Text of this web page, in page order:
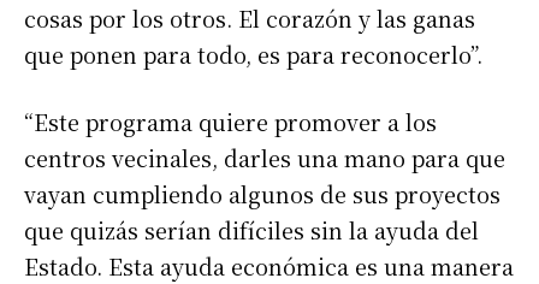
cosas por los otros. El corazón y las ganas
que ponen para todo, es para reconocerlo”.
“Este programa quiere promover a los
centros vecinales, darles una mano para que
vayan cumpliendo algunos de sus proyectos
que quizás serían difíciles sin la ayuda del
Estado. Esta ayuda económica es una manera